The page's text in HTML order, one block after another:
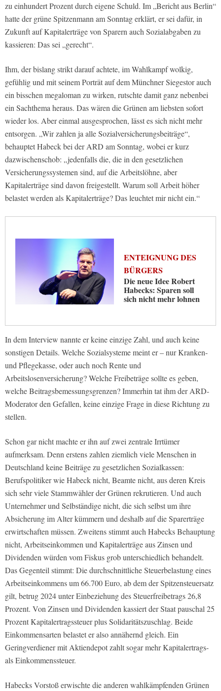
zu einhundert Prozent durch eigene Schuld. Im „Bericht aus Berlin“
hatte der grüne Spitzenmann am Sonntag erklärt, er sei dafür, in
Zukunft auf Kapitalerträge von Sparern auch Sozialabgaben zu
kassieren: Das sei „gerecht“.
Ihm, der bislang strikt darauf achtete, im Wahlkampf wolkig,
gefühlig und mit seinem Porträt auf dem Münchner Siegestor auch
ein bisschen megaloman zu wirken, rutschte damit ganz nebenbei
ein Sachthema heraus. Das wären die Grünen am liebsten sofort
wieder los. Aber einmal ausgesprochen, lässt es sich nicht mehr
entsorgen. „Wir zahlen ja alle Sozialversicherungsbeiträge“,
behauptet Habeck bei der ARD am Sonntag, wobei er kurz
dazwischenschob: „jedenfalls die, die in den gesetzlichen
Versicherungssystemen sind, auf die Arbeitslöhne, aber
Kapitalerträge sind davon freigestellt. Warum soll Arbeit höher
belastet werden als Kapitalerträge? Das leuchtet mir nicht ein.“
ENTEIGNUNG DES
BÜRGERS
Die neue Idee Robert
Habecks: Sparen soll
sich nicht mehr lohnen
In dem Interview nannte er keine einzige Zahl, und auch keine
sonstigen Details. Welche Sozialsysteme meint er – nur Kranken-
und Pflegekasse, oder auch noch Rente und
Arbeitslosenversicherung? Welche Freibeträge sollte es geben,
welche Beitragsbemessungsgrenzen? Immerhin tat ihm der ARD-
Moderator den Gefallen, keine einzige Frage in diese Richtung zu
stellen.
Schon gar nicht machte er ihn auf zwei zentrale Irrtümer
aufmerksam. Denn erstens zahlen ziemlich viele Menschen in
Deutschland keine Beiträge zu gesetzlichen Sozialkassen:
Berufspolitiker wie Habeck nicht, Beamte nicht, aus deren Kreis
sich sehr viele Stammwähler der Grünen rekrutieren. Und auch
Unternehmer und Selbständige nicht, die sich selbst um ihre
Absicherung im Alter kümmern und deshalb auf die Sparerträge
erwirtschaften müssen. Zweitens stimmt auch Habecks Behauptung
nicht, Arbeitseinkommen und Kapitalerträge aus Zinsen und
Dividenden würden vom Fiskus grob unterschiedlich behandelt.
Das Gegenteil stimmt: Die durchschnittliche Steuerbelastung eines
Arbeitseinkommens um 66.700 Euro, ab dem der Spitzensteuersatz
gilt, betrug 2024 unter Einbeziehung des Steuerfreibetrags 26,8
Prozent. Von Zinsen und Dividenden kassiert der Staat pauschal 25
Prozent Kapitalertragssteuer plus Solidaritätszuschlag. Beide
Einkommensarten belastet er also annähernd gleich. Ein
Geringverdiener mit Aktiendepot zahlt sogar mehr Kapitalertrags-
als Einkommenssteuer.
Habecks Vorstoß erwischte die anderen wahlkämpfenden Grünen